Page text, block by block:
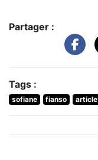
Partager :
Tags :
sofiane fianso article